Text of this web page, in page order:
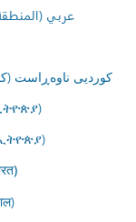
عربي
کوردیی ناوەڕاست